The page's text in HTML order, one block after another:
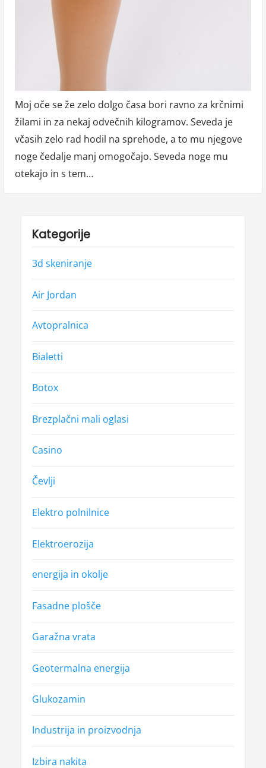
Moj oče se že zelo dolgo časa bori ravno za krčnimi
žilami in za nekaj odvečnih kilogramov. Seveda je
včasih zelo rad hodil na sprehode, a to mu njegove
noge čedalje manj omogočajo. Seveda noge mu
otekajo in s tem…
Kategorije
3d skeniranje
Air Jordan
Avtopralnica
Bialetti
Botox
Brezplačni mali oglasi
Casino
Čevlji
Elektro polnilnice
Elektroerozija
energija in okolje
Fasadne plošče
Garažna vrata
Geotermalna energija
Glukozamin
Industrija in proizvodnja
Izbira nakita